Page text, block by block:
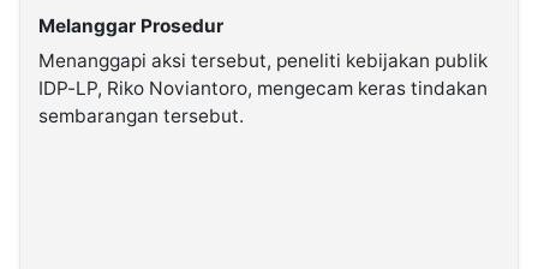
Melanggar Prosedur
Menanggapi aksi tersebut, peneliti kebijakan publik
IDP-LP, Riko Noviantoro, mengecam keras tindakan
sembarangan tersebut.